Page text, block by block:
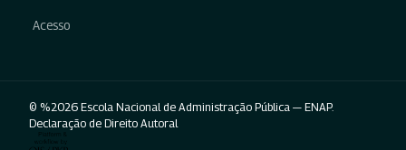
Acesso
© %2026 Escola Nacional de Administração Pública — ENAP.
Declaração de Direito Autoral